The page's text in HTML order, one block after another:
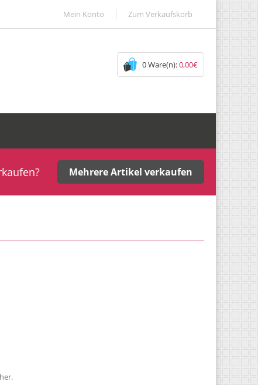
Mein Konto Zum Verkaufskorb
0 Ware(n):0,00€
Mehrere Artikel verkaufen